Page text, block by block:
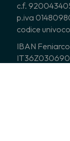
c.f.
p.iva
codice
IBAN